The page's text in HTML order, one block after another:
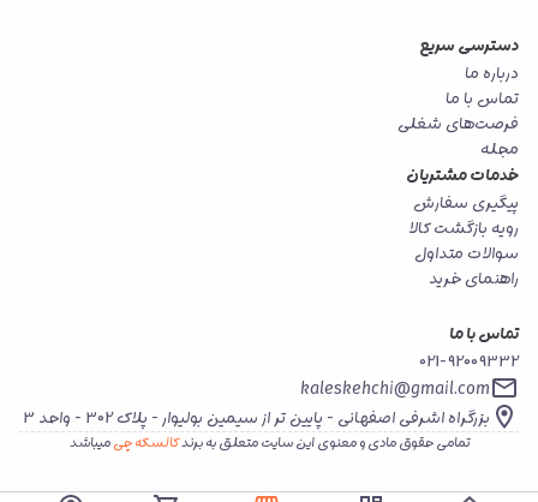
دسترسی سریع
درباره ما
تماس با ما
فرصت‌های شغلی
مجله
خدمات مشتریان
پیگیری سفارش
رویه بازگشت کالا
سوالات متداول
راهنمای خرید
تماس با ما
021-92009332
kaleskehchi@gmail.com
بزرگراه اشرفی اصفهانی - پایین تر از سیمین بولیوار - پلاک 302 - واحد 3
تمامی حقوق مادی و معنوی این سایت متعلق به برندکالسکه چیمیباشد